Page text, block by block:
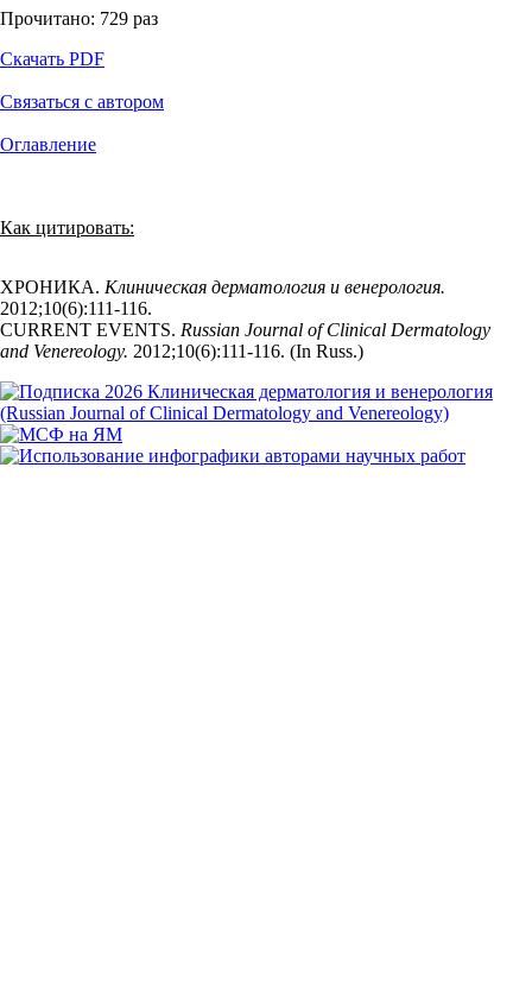
Прочитано: 729 раз
Скачать PDF
Связаться с автором
Оглавление
Как цитировать:
ХРОНИКА. Клиническая дерматология и венерология.
2012;10(6):111‑116.
CURRENT EVENTS. Russian Journal of Clinical Dermatology
and Venereology. 2012;10(6):111‑116. (In Russ.)